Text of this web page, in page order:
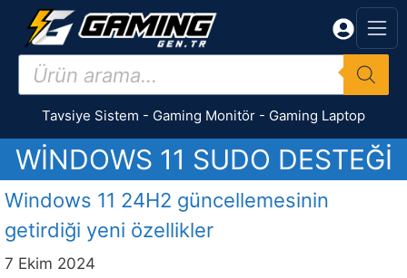
İçeriğe
Products
search
Tavsiye Sistem - Gaming Monitör - Gaming Laptop
WINDOWS 11 SUDO DESTEĞI
Windows 11 24H2 güncellemesinin
getirdiği yeni özellikler
7 Ekim 2024